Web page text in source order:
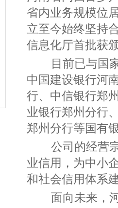
省内业务规模位
立至今始终坚持
信息化厅首批获
目前已与国
中国建设银行河
行、中信银行郑
业银行郑州分行
郑州分行等国有
公司的经营
业信用，为中小
和社会信用体系
面向未来，